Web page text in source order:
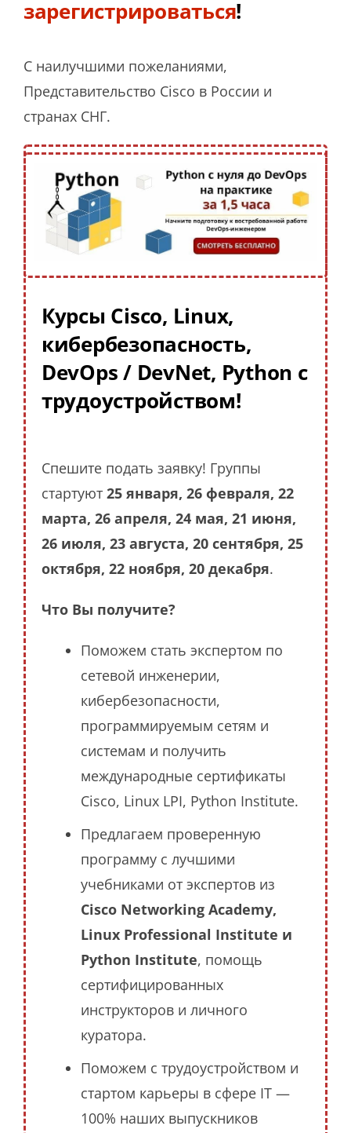
зарегистрироваться!
С наилучшими пожеланиями,
Представительство Cisco в России и
странах СНГ.
Курсы Cisco, Linux,
кибербезопасность,
DevOps / DevNet, Python с
трудоустройством!
Спешите подать заявку! Группы
стартуют 25 января, 26 февраля, 22
марта, 26 апреля, 24 мая, 21 июня,
26 июля, 23 августа, 20 сентября, 25
октября, 22 ноября, 20 декабря.
Что Вы получите?
Поможем стать экспертом по
сетевой инженерии,
кибербезопасности,
программируемым сетям и
системам и получить
международные сертификаты
Cisco, Linux LPI, Python Institute.
Предлагаем проверенную
программу с лучшими
учебниками от экспертов из
Cisco Networking Academy,
Linux Professional Institute и
Python Institute, помощь
сертифицированных
инструкторов и личного
куратора.
Поможем с трудоустройством и
стартом карьеры в сфере IT —
100% наших выпускников